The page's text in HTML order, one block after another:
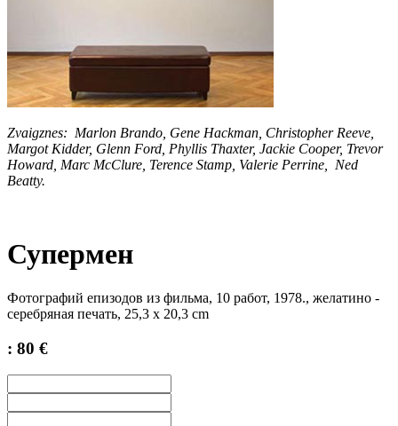
Zvaigznes: Marlon Brando, Gene Hackman, Christopher Reeve,
Margot Kidder, Glenn Ford, Phyllis Thaxter, Jackie Cooper, Trevor
Howard, Marc McClure, Terence Stamp, Valerie Perrine, Ned
Beatty.
Супермен
Фотографий епизодов из фильма, 10 работ, 1978., желатинo -
серебряная печать, 25,3 х 20,3 cm
: 80 €